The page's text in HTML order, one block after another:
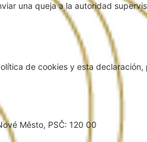
una queja a la autoridad
de cookies y esta
Město, PSČ: 120 00